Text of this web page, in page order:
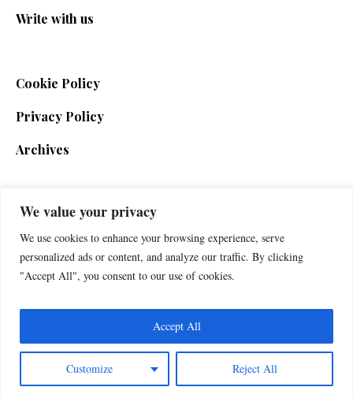
We value your privacy
We use cookies to enhance your browsing experience, serve
personalized ads or content, and analyze our traffic. By clicking
"Accept All", you consent to our use of cookies.
Customize Reject All
Accept All
Write with us
Cookie Policy
Privacy Policy
Archives
SIGN UP FOR THE NEWSLETTER